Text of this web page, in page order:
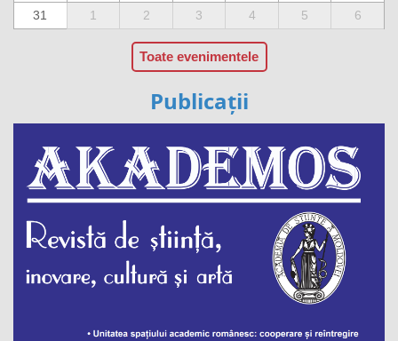
31
1 2 3 4 5 6
Toate evenimentele
Publicații